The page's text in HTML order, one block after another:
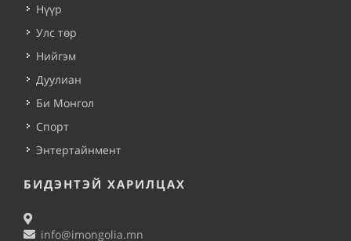
Нүүр
Улс төр
Нийгэм
Дуулиан
Би Монгол
Спорт
Энтертайнмент
БИДЭНТЭЙ ХАРИЛЦАХ
info@imongolia.mn